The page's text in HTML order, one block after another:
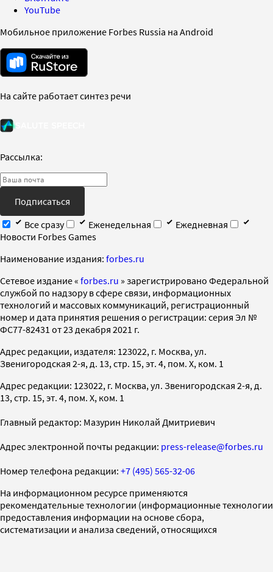
YouTube
Мобильное приложение Forbes Russia на Android
На сайте работает синтез речи
Рассылка:
Подписаться
Все сразу
Еженедельная
Ежедневная
Новости Forbes Games
Наименование издания: forbes.ru
Cетевое издание « forbes.ru » зарегистрировано Федеральной
службой по надзору в сфере связи, информационных
технологий и массовых коммуникаций, регистрационный
номер и дата принятия решения о регистрации: серия Эл №
ФС77-82431 от 23 декабря 2021 г.
Адрес редакции, издателя: 123022, г. Москва, ул.
Звенигородская 2-я, д. 13, стр. 15, эт. 4, пом. X, ком. 1
Адрес редакции: 123022, г. Москва, ул. Звенигородская 2-я, д.
13, стр. 15, эт. 4, пом. X, ком. 1
Главный редактор: Мазурин Николай Дмитриевич
Адрес электронной почты редакции: press-release@forbes.ru
Номер телефона редакции: +7 (495) 565-32-06
На информационном ресурсе применяются
рекомендательные технологии (информационные технологии
предоставления информации на основе сбора,
систематизации и анализа сведений, относящихся